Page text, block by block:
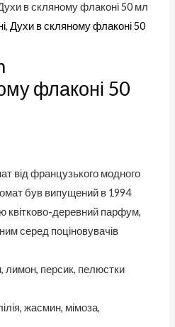
в скляному флаконі 50 мл
,Духи в скляному флаконі 50
флаконі 50
від французького модного
був випущений в 1994
квітково-деревний парфум,
серед поціновувачів
лимон, персик, пелюстки
жасмин, мімоза,